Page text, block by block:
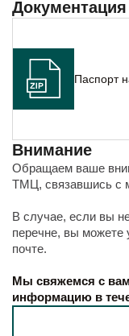
с 8:00 до 17:15
Документация
Паспорт
Внимание
Обращаем ваше
ТМЦ, связавшись с
В случае, если вы
перечне, вы можете
почте.
Мы свяжемся с
информацию в